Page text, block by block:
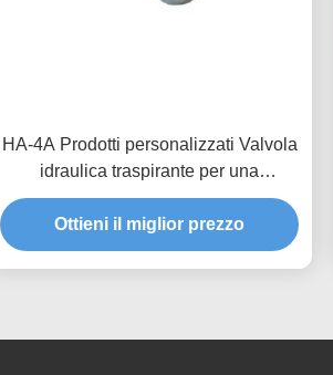
HA-4A Prodotti personalizzati Valvola
idraulica traspirante per una
protezione ottimale delle attrezzature
e la stabilità della pressione dell'aria
Ottieni il miglior prezzo